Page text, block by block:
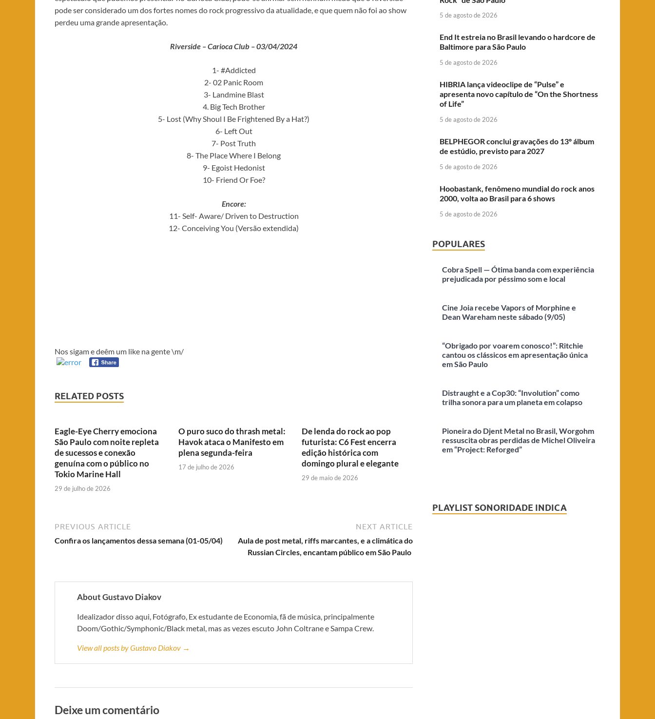
pode ser considerado um dos fortes nomes do rock progressivo da atualidade, e que quem não foi ao show
perdeu uma grande apresentação.
Riverside – Carioca Club – 03/04/2024
1- #Addicted
2- 02 Panic Room
3- Landmine Blast
4. Big Tech Brother
5- Lost (Why Shoul I Be Frightened By a Hat?)
6- Left Out
7- Post Truth
8- The Place Where I Belong
9- Egoist Hedonist
10- Friend Or Foe?
Encore:
11- Self- Aware/ Driven to Destruction
12- Conceiving You (Versão extendida)
Nos sigam e deêm um like na gente \m/
RELATED POSTS
Eagle-Eye Cherry emociona
São Paulo com noite repleta
de sucessos e conexão
genuína com o público no
Tokio Marine Hall
29 de julho de 2026
O puro suco do thrash metal:
Havok ataca o Manifesto em
plena segunda-feira
17 de julho de 2026
De lenda do rock ao pop
futurista: C6 Fest encerra
edição histórica com
domingo plural e elegante
29 de maio de 2026
PREVIOUS ARTICLE
Confira os lançamentos dessa semana (01-05/04)
NEXT ARTICLE
Aula de post metal, riffs marcantes, e a climática do
Russian Circles, encantam público em São Paulo
About Gustavo Diakov
Idealizador disso aqui, Fotógrafo, Ex estudante de Economia, fã de música, principalmente
Doom/Gothic/Symphonic/Black metal, mas as vezes escuto John Coltrane e Sampa Crew.
View all posts by Gustavo Diakov →
Deixe um comentário
5 de agosto de 2026
End It estreia no Brasil levando o hardcore de
Baltimore para São Paulo
5 de agosto de 2026
HIBRIA lança videoclipe de “Pulse” e
apresenta novo capítulo de “On the Shortness
of Life”
5 de agosto de 2026
BELPHEGOR conclui gravações do 13º álbum
de estúdio, previsto para 2027
5 de agosto de 2026
Hoobastank, fenômeno mundial do rock anos
2000, volta ao Brasil para 6 shows
5 de agosto de 2026
POPULARES
Cobra Spell — Ótima banda com experiência
prejudicada por péssimo som e local
Cine Joia recebe Vapors of Morphine e
Dean Wareham neste sábado (9/05)
“Obrigado por voarem conosco!”: Ritchie
cantou os clássicos em apresentação única
em São Paulo
Distraught e a Cop30: “Involution” como
trilha sonora para um planeta em colapso
Pioneira do Djent Metal no Brasil, Worgohm
ressuscita obras perdidas de Michel Oliveira
em “Project: Reforged”
PLAYLIST SONORIDADE INDICA